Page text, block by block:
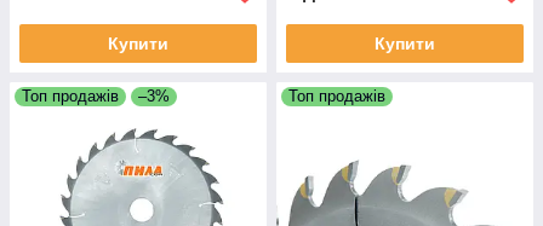
Купити Купити
Топ продажів –3% Топ продажів